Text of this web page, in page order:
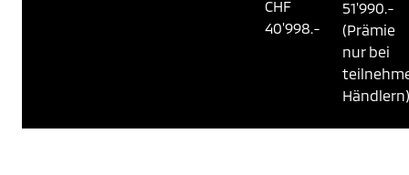
CHF
40'998.-
51'990.-
(Prämie
nur bei